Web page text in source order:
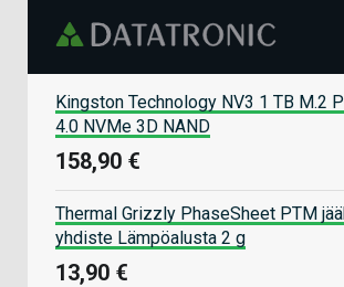
Kingston Technology NV3 1 TB M.2
4.0 NVMe 3D NAND
158,90 €
Thermal Grizzly PhaseSheet PTM
yhdiste Lämpöalusta 2 g
13,90 €